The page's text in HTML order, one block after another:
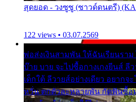
สุดยอด - วงซูซู (ซาวด์ดนตรี)
122 views • 03.07.2569
พ่อส่งเงินสามพัน ให้ฉันเรียนรา
บ๊าย บาย จะไปซื้อกางเกงยีนส์ ลีว
เด็กใต้ ลีวายส์อย่างเดียว อยากจ
หวั่น ตกตัวละหลายพัน กัดฟันซื้อ